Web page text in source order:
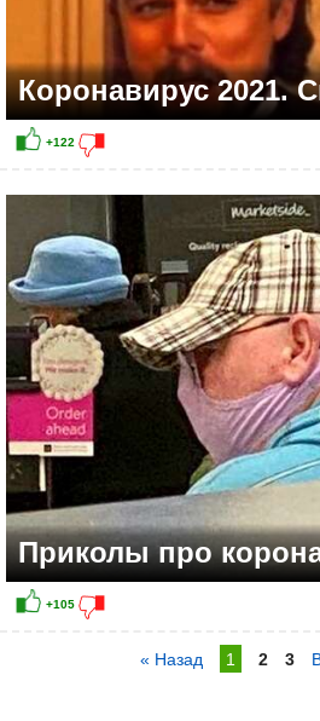
Коронавирус 2021.
Приколы про
« Назад 1 2 3